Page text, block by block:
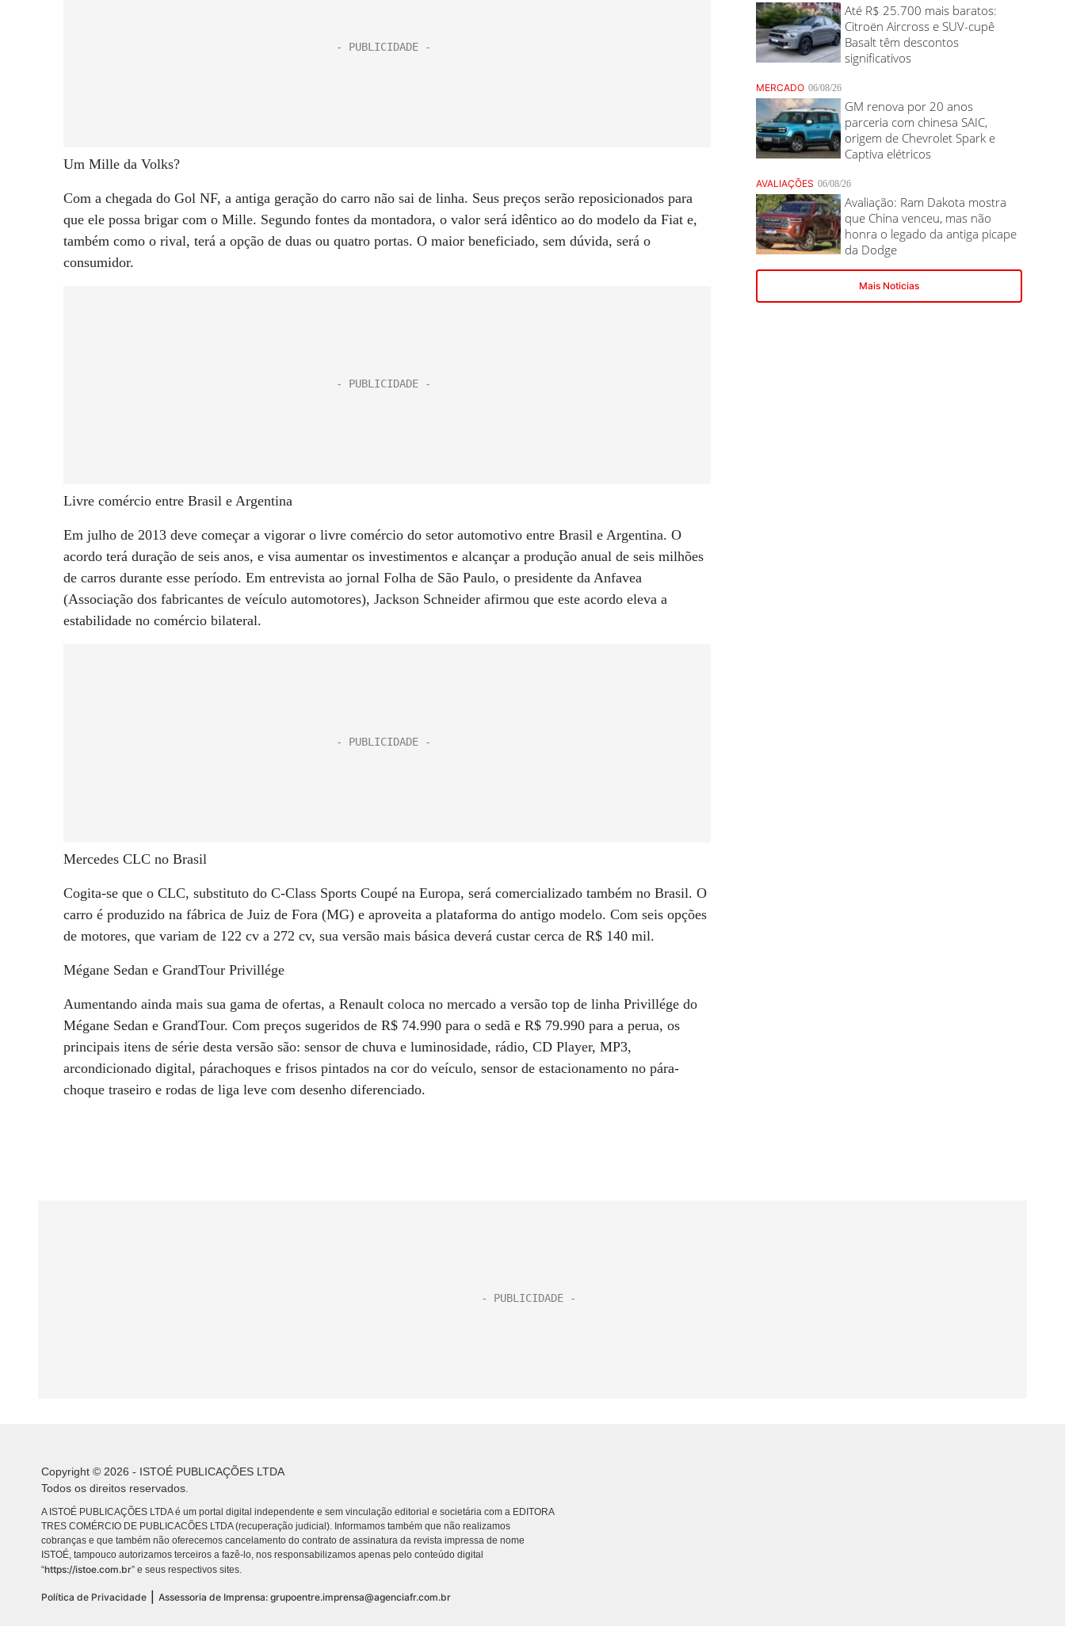
Um Mille da Volks?
Com a chegada do Gol NF, a antiga geração do carro não sai de linha. Seus preços serão reposicionados para
que ele possa brigar com o Mille. Segundo fontes da montadora, o valor será idêntico ao do modelo da Fiat e,
também como o rival, terá a opção de duas ou quatro portas. O maior beneficiado, sem dúvida, será o
consumidor.
Livre comércio entre Brasil e Argentina
Em julho de 2013 deve começar a vigorar o livre comércio do setor automotivo entre Brasil e Argentina. O
acordo terá duração de seis anos, e visa aumentar os investimentos e alcançar a produção anual de seis milhões
de carros durante esse período. Em entrevista ao jornal Folha de São Paulo, o presidente da Anfavea
(Associação dos fabricantes de veículo automotores), Jackson Schneider afirmou que este acordo eleva a
estabilidade no comércio bilateral.
Mercedes CLC no Brasil
Cogita-se que o CLC, substituto do C-Class Sports Coupé na Europa, será comercializado também no Brasil. O
carro é produzido na fábrica de Juiz de Fora (MG) e aproveita a plataforma do antigo modelo. Com seis opções
de motores, que variam de 122 cv a 272 cv, sua versão mais básica deverá custar cerca de R$ 140 mil.
Mégane Sedan e GrandTour Privillége
Aumentando ainda mais sua gama de ofertas, a Renault coloca no mercado a versão top de linha Privillége do
Mégane Sedan e GrandTour. Com preços sugeridos de R$ 74.990 para o sedã e R$ 79.990 para a perua, os
principais itens de série desta versão são: sensor de chuva e luminosidade, rádio, CD Player, MP3,
arcondicionado digital, párachoques e frisos pintados na cor do veículo, sensor de estacionamento no pára-
choque traseiro e rodas de liga leve com desenho diferenciado.
Copyright © 2026 - ISTOÉ PUBLICAÇÕES LTDA
Todos os direitos reservados.
A ISTOÉ PUBLICAÇÕES LTDA é um portal digital independente e sem vinculação editorial e societária com a EDITORA
TRES COMÉRCIO DE PUBLICACÕES LTDA (recuperação judicial). Informamos também que não realizamos
cobranças e que também não oferecemos cancelamento do contrato de assinatura da revista impressa de nome
ISTOÉ, tampouco autorizamos terceiros a fazê-lo, nos responsabilizamos apenas pelo conteúdo digital
“https://istoe.com.br” e seus respectivos sites.
Política de Privacidade Assessoria de Imprensa: grupoentre.imprensa@agenciafr.com.br